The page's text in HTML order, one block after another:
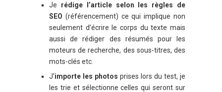
Je rédige l’article selon les règles de
SEO (référencement) ce qui implique non
seulement d’écrire le corps du texte mais
aussi de rédiger des résumés pour les
moteurs de recherche, des sous-titres, des
mots-clés etc.
J’importe les photos prises lors du test, je
les trie et sélectionne celles qui seront sur